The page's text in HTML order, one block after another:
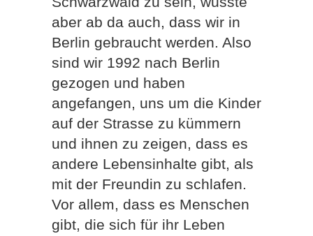
aber ab da auch, dass wir in
Berlin gebraucht werden. Also
sind wir 1992 nach Berlin
gezogen und haben
angefangen, uns um die Kinder
auf der Strasse zu kümmern
und ihnen zu zeigen, dass es
andere Lebensinhalte gibt, als
mit der Freundin zu schlafen.
Vor allem, dass es Menschen
gibt, die sich für ihr Leben